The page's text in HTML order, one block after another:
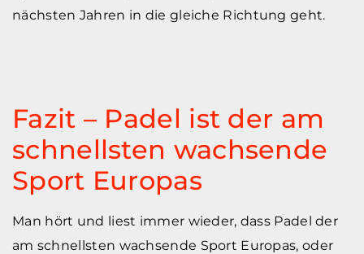
nächsten Jahren in die gleiche Richtung geht.
Fazit – Padel ist der am
schnellsten wachsende
Sport Europas
Man hört und liest immer wieder, dass Padel der
am schnellsten wachsende Sport Europas, oder